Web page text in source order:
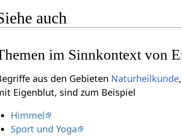
auch
im Sinnkontext von
aus den Gebieten Naturheilkunde
Eigenblut, sind zum Beispiel
Himmel
Sport und Yoga